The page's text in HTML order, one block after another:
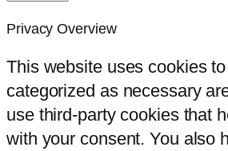
Privacy Overview
This website uses cookies
categorized as necessary
use third-party cookies that
with your consent. You also